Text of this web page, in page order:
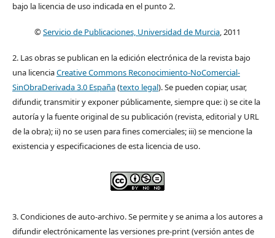
bajo la licencia de uso indicada en el punto 2.
©Servicio de Publicaciones, Universidad de Murcia, 2011
2. Las obras se publican en la edición electrónica de la revista bajo
una licenciaCreative Commons Reconocimiento-NoComercial-
SinObraDerivada 3.0 España(texto legal). Se pueden copiar, usar,
difundir, transmitir y exponer públicamente, siempre que: i) se cite la
autoría y la fuente original de su publicación (revista, editorial y URL
de la obra); ii) no se usen para fines comerciales; iii) se mencione la
existencia y especificaciones de esta licencia de uso.
3. Condiciones de auto-archivo. Se permite y se anima a los autores a
difundir electrónicamente las versiones pre-print (versión antes de